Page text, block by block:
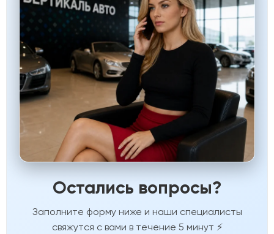
Остались вопросы?
Заполните форму ниже и наши специалисты
свяжутся с вами в течение 5 минут ⚡